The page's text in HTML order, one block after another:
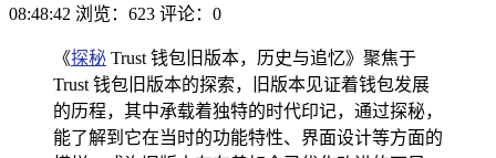
08:48:42 浏览：623 评论：0
《探秘 Trust 钱包旧版本，历史与追忆》聚焦于
Trust 钱包旧版本的探索，旧版本见证着钱包发展
的历程，其中承载着独特的时代印记，通过探秘，
能了解到它在当时的功能特性、界面设计等方面的